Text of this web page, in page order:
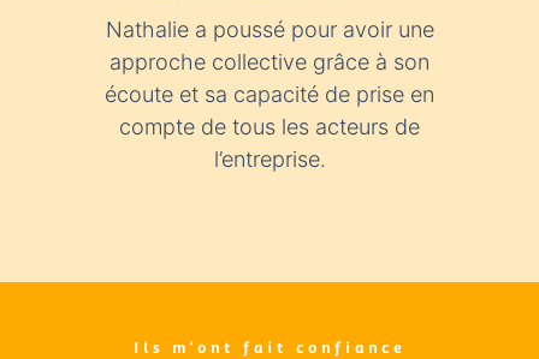
Nathalie a poussé pour avoir une
approche collective grâce à son
écoute et sa capacité de prise en
compte de tous les acteurs de
l’entreprise.
Ils m’ont fait confiance